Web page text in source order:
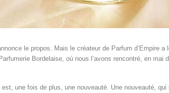
le propos. Mais le créateur de Parfum d’Empire
Bordelaise, où nous l’avons rencontré, en mai
une fois de plus, une nouveauté. Une nouveauté,